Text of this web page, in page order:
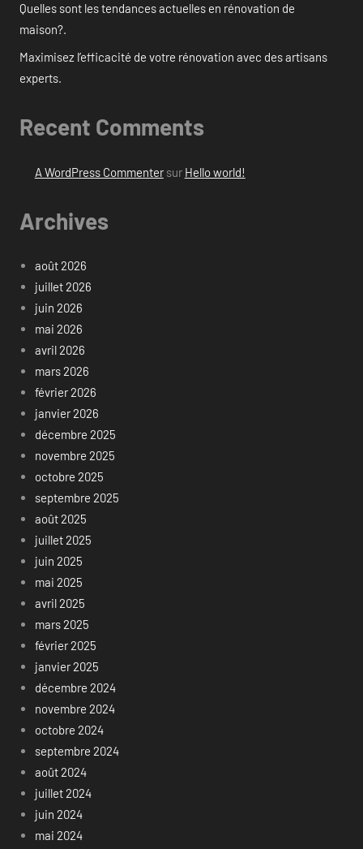
Quelles sont les tendances actuelles en rénovation de
maison?.
Maximisez l’efficacité de votre rénovation avec des artisans
experts.
Recent Comments
A WordPress Commentersur Hello world!
Archives
août 2026
juillet 2026
juin 2026
mai 2026
avril 2026
mars 2026
février 2026
janvier 2026
décembre 2025
novembre 2025
octobre 2025
septembre 2025
août 2025
juillet 2025
juin 2025
mai 2025
avril 2025
mars 2025
février 2025
janvier 2025
décembre 2024
novembre 2024
octobre 2024
septembre 2024
août 2024
juillet 2024
juin 2024
mai 2024